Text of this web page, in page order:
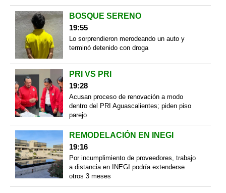
BOSQUE SERENO
19:55
Lo sorprendieron merodeando un auto y
terminó detenido con droga
PRI VS PRI
19:28
Acusan proceso de renovación a modo
dentro del PRI Aguascalientes; piden piso
parejo
REMODELACIÓN EN INEGI
19:16
Por incumplimiento de proveedores, trabajo
a distancia en INEGI podría extenderse
otros 3 meses